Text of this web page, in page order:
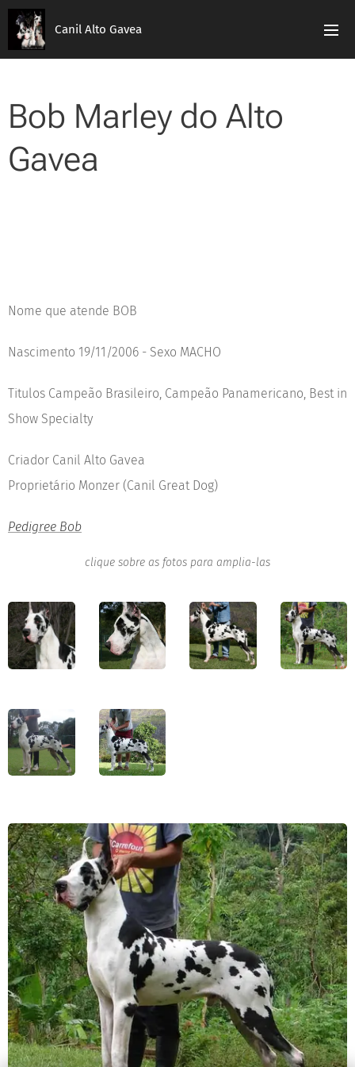
Canil Alto Gavea
Bob Marley do Alto
Gavea
Nome que atende BOB
Nascimento 19/11/2006 - Sexo MACHO
Titulos Campeão Brasileiro, Campeão Panamericano, Best in
Show Specialty
Criador Canil Alto Gavea
Proprietário Monzer (Canil Great Dog)
Pedigree Bob
clique sobre as fotos para amplia-las